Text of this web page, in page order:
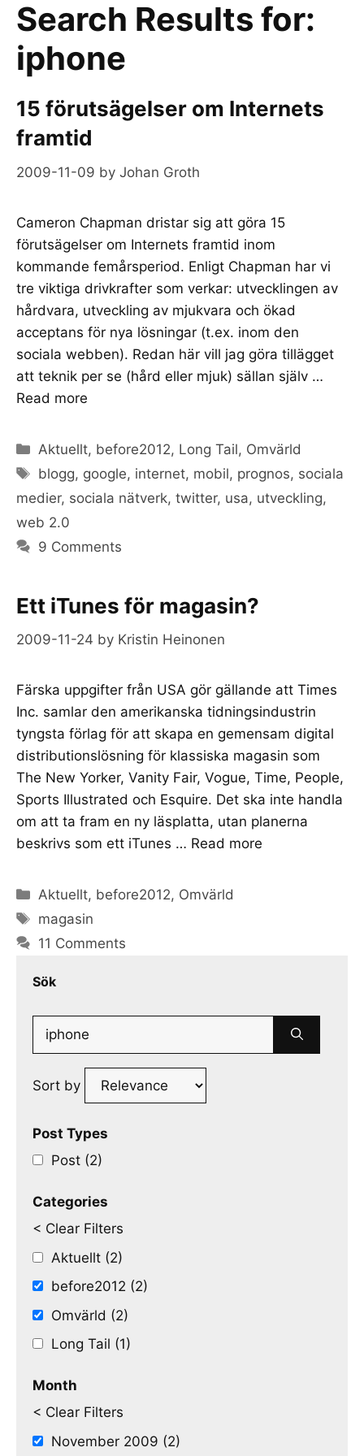
Search Results for:
iphone
15 förutsägelser om Internets
framtid
2009-11-09 by Johan Groth
Cameron Chapman dristar sig att göra 15
förutsägelser om Internets framtid inom
kommande femårsperiod. Enligt Chapman har vi
tre viktiga drivkrafter som verkar: utvecklingen av
hårdvara, utveckling av mjukvara och ökad
acceptans för nya lösningar (t.ex. inom den
sociala webben). Redan här vill jag göra tillägget
att teknik per se (hård eller mjuk) sällan själv …
Read more
Categories
Aktuellt, before2012, Long Tail, Omvärld
Tags
blogg, google, internet, mobil, prognos, sociala
medier, sociala nätverk, twitter, usa, utveckling,
web 2.0
9 Comments
Ett iTunes för magasin?
2009-11-24 by Kristin Heinonen
Färska uppgifter från USA gör gällande att Times
Inc. samlar den amerikanska tidningsindustrin
tyngsta förlag för att skapa en gemensam digital
distributionslösning för klassiska magasin som
The New Yorker, Vanity Fair, Vogue, Time, People,
Sports Illustrated och Esquire. Det ska inte handla
om att ta fram en ny läsplatta, utan planerna
beskrivs som ett iTunes … Read more
Categories
Aktuellt, before2012, Omvärld
Tags
magasin
11 Comments
Sök
Search
for:
Sort by
Post Types
Post (2)
Categories
< Clear Filters
Aktuellt (2)
before2012 (2)
Omvärld (2)
Long Tail (1)
Month
< Clear Filters
November 2009 (2)